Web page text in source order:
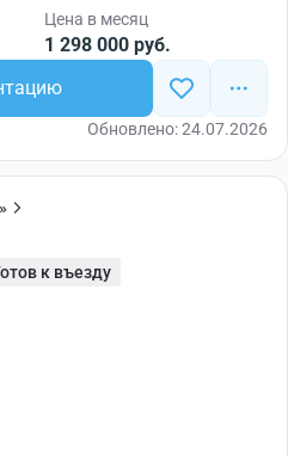
Цена в месяц
1 298 000 руб.
Обновлено: 24.07.2026
к въезду